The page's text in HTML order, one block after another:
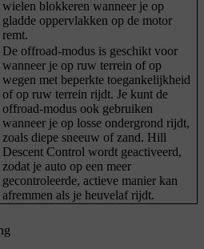
wielen blokkeren wanneer je op
gladde oppervlakken op de motor
remt.
De offroad-modus is geschikt voor
wanneer je op ruw terrein of op
wegen met beperkte toegankelijkheid
of op ruw terrein rijdt. Je kunt de
offroad-modus ook gebruiken
wanneer je op losse ondergrond rijdt,
zoals diepe sneeuw of zand. Hill
Descent Control wordt geactiveerd,
zodat je auto op een meer
gecontroleerde, actieve manier kan
afremmen als je heuvelaf rijdt.